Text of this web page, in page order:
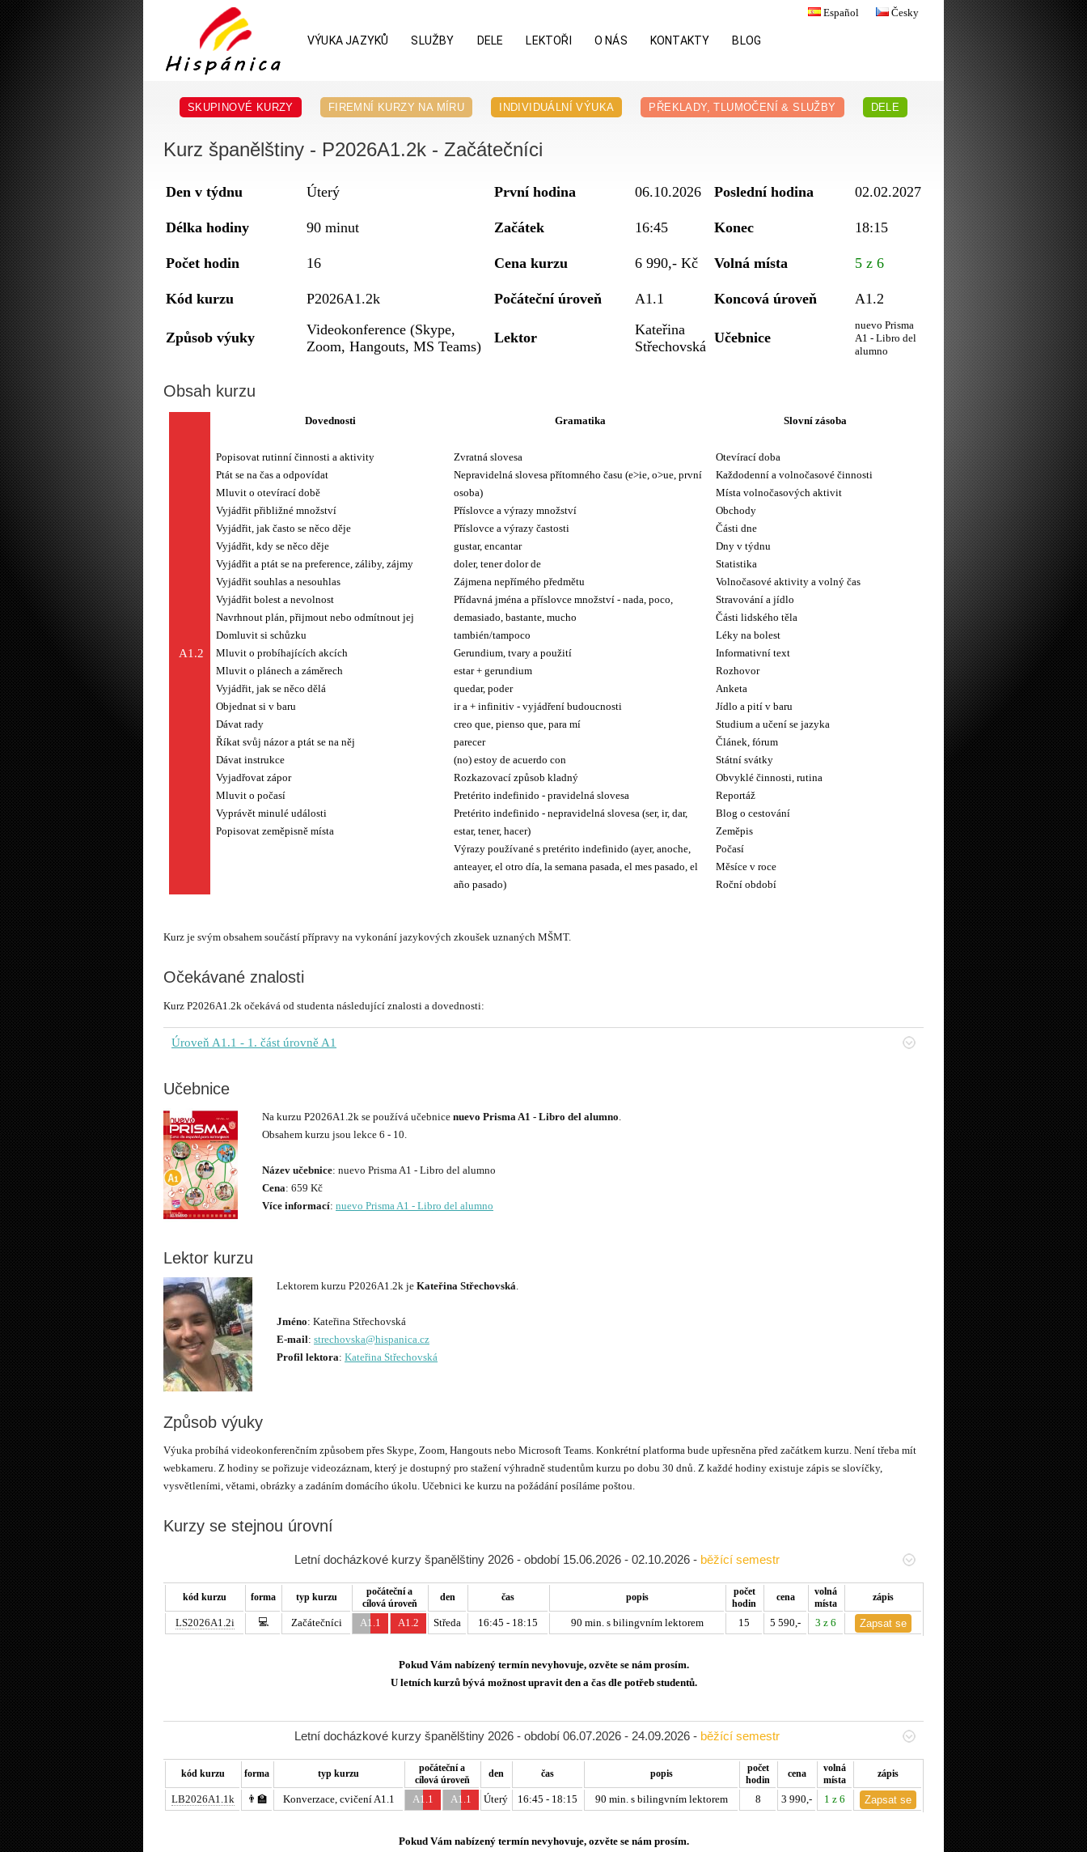
Español Česky
VÝUKA JAZYKŮ SLUŽBY DELE LEKTOŘI O NÁS KONTAKTY BLOG
SKUPINOVÉ KURZY FIREMNÍ KURZY NA MÍRU INDIVIDUÁLNÍ VÝUKA PŘEKLADY, TLUMOČENÍ & SLUŽBY DELE
Kurz španělštiny - P2026A1.2k - Začátečníci
Den v týdnu Úterý První hodina 06.10.2026 Poslední hodina 02.02.2027
Délka hodiny 90 minut Začátek 16:45 Konec 18:15
Počet hodin 16 Cena kurzu 6 990,- Kč Volná místa 5 z 6
Kód kurzu P2026A1.2k Počáteční úroveň A1.1 Koncová úroveň A1.2
Způsob výuky
Videokonference (Skype,
Zoom, Hangouts, MS Teams)
Lektor
Kateřina
Střechovská
Učebnice
nuevo Prisma
A1 - Libro del
alumno
Obsah kurzu
A1.2
Dovednosti Gramatika Slovní zásoba
Popisovat rutinní činnosti a aktivity
Ptát se na čas a odpovídat
Mluvit o otevírací době
Vyjádřit přibližné množství
Vyjádřit, jak často se něco děje
Vyjádřit, kdy se něco děje
Vyjádřit a ptát se na preference, záliby, zájmy
Vyjádřit souhlas a nesouhlas
Vyjádřit bolest a nevolnost
Navrhnout plán, přijmout nebo odmítnout jej
Domluvit si schůzku
Mluvit o probíhajících akcích
Mluvit o plánech a záměrech
Vyjádřit, jak se něco dělá
Objednat si v baru
Dávat rady
Říkat svůj názor a ptát se na něj
Dávat instrukce
Vyjadřovat zápor
Mluvit o počasí
Vyprávět minulé události
Zvratná slovesa
Nepravidelná slovesa přítomného času (e>ie, o>ue, první
osoba)
Příslovce a výrazy množství
Příslovce a výrazy častosti
gustar, encantar
doler, tener dolor de
Zájmena nepřímého předmětu
Přídavná jména a příslovce množství - nada, poco,
demasiado, bastante, mucho
también/tampoco
Gerundium, tvary a použití
estar + gerundium
quedar, poder
ir a + infinitiv - vyjádření budoucnosti
creo que, pienso que, para mí
parecer
(no) estoy de acuerdo con
Rozkazovací způsob kladný
Pretérito indefinido - pravidelná slovesa
Pretérito indefinido - nepravidelná slovesa (ser, ir, dar,
estar, tener, hacer)
Výrazy používané s pretérito indefinido (ayer, anoche,
anteayer, el otro día, la semana pasada, el mes pasado, el
Otevírací doba
Každodenní a volnočasové činnosti
Místa volnočasových aktivit
Obchody
Části dne
Dny v týdnu
Statistika
Volnočasové aktivity a volný čas
Stravování a jídlo
Části lidského těla
Léky na bolest
Informativní text
Rozhovor
Anketa
Jídlo a pití v baru
Studium a učení se jazyka
Článek, fórum
Státní svátky
Obvyklé činnosti, rutina
Reportáž
Blog o cestování
Zeměpis
Počasí
Měsíce v roce
Kurz je svým obsahem součástí přípravy na vykonání jazykových zkoušek uznaných MŠMT.
Očekávané znalosti
Kurz P2026A1.2k očekává od studenta následující znalosti a dovednosti:
Úroveň A1.1 - 1. část úrovně A1
Učebnice
Na kurzu P2026A1.2k se používá učebnice nuevo Prisma A1 - Libro del alumno
Obsahem kurzu jsou lekce 6 - 10.
Název učebnice
Cena
Více informací: nuevo Prisma A1 - Libro del alumno
Lektor kurzu
Lektorem kurzu P2026A1.2k je Kateřina Střechovská
Jméno
E-mail: strechovska@hispanica.cz
Profil lektora: Kateřina Střechovská
Způsob výuky
Výuka probíhá videokonferenčním způsobem přes Skype, Zoom, Hangouts nebo Microsoft Teams. Konkrétní platforma bude upřesněna před začátkem kurzu. Není třeba mít
webkameru. Z hodiny se pořizuje videozáznam, který je dostupný pro stažení výhradně studentům kurzu po dobu 30 dnů. Z každé hodiny existuje zápis se slovíčky,
vysvětleními, větami, obrázky a zadáním domácího úkolu. Učebnici ke kurzu na požádání posíláme poštou.
Kurzy se stejnou úrovní
Letní docházkové kurzy španělštiny 2026 - období 15.06.2026 - 02.10.2026 - běžící semestr
kód kurzu forma typ kurzu
počáteční a
cílová úroveň
den čas popis
počet
hodin
cena
volná
místa
zápis
LS2026A1.2i 💻 Začátečníci A1.1 A1.2 Středa 16:45 - 18:15 90 min. s bilingvním lektorem 15 5 590,- 3 z 6
Pokud Vám nabízený termín nevyhovuje, ozvěte se nám prosím.
U letních kurzů bývá možnost upravit den a čas dle potřeb studentů.
Letní docházkové kurzy španělštiny 2026 - období 06.07.2026 - 24.09.2026 - běžící semestr
kód kurzu forma typ kurzu
počáteční a
cílová úroveň
den čas popis
počet
hodin
cena
volná
místa
zápis
LB2026A1.1k 👨‍🏫 Konverzace, cvičení A1.1 A1.1 A1.1 Úterý 16:45 - 18:15 90 min. s bilingvním lektorem 8 3 990,- 1 z 6
Pokud Vám nabízený termín nevyhovuje, ozvěte se nám prosím.